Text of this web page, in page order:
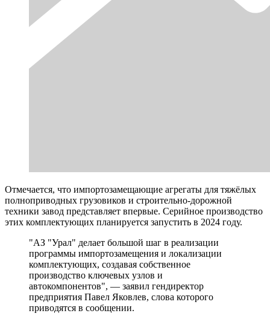
Отмечается, что импортозамещающие агрегаты для тяжёлых
полноприводных грузовиков и строительно-дорожной
техники завод представляет впервые. Серийное производство
этих комплектующих планируется запустить в 2024 году.
"АЗ "Урал" делает большой шаг в реализации
программы импортозамещения и локализации
комплектующих, создавая собственное
производство ключевых узлов и
автокомпонентов", — заявил гендиректор
предприятия Павел Яковлев, слова которого
приводятся в сообщении.